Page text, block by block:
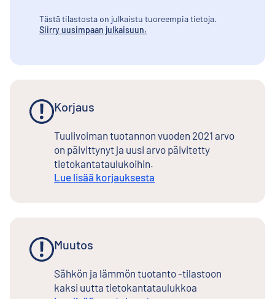
Tästä tilastosta on julkaistu tuoreempia tietoja.
Siirry uusimpaan julkaisuun.
Korjaus
Tuulivoiman tuotannon vuoden 2021 arvo
on päivittynyt ja uusi arvo päivitetty
tietokantataulukoihin.
Lue lisää korjauksesta
Muutos
Sähkön ja lämmön tuotanto -tilastoon
kaksi uutta tietokantataulukkoa